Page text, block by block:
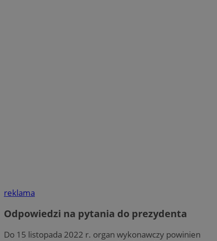
reklama
Odpowiedzi na pytania do prezydenta
Do 15 listopada 2022 r. organ wykonawczy powinien